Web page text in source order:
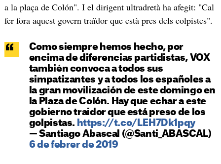
a la plaça de Colón". I el dirigent ultradretà ha afegit: "Cal
fer fora aquest govern traïdor que està pres dels colpistes".
Como siempre hemos hecho, por
encima de diferencias partidistas, VOX
también convoca a todos sus
simpatizantes y a todos los españoles a
la gran movilización de este domingo en
la Plaza de Colón. Hay que echar a este
gobierno traidor que está preso de los
golpistas. https://t.co/LEH7Dk1pqy
— Santiago Abascal (@Santi_ABASCAL)
6 de febrer de 2019